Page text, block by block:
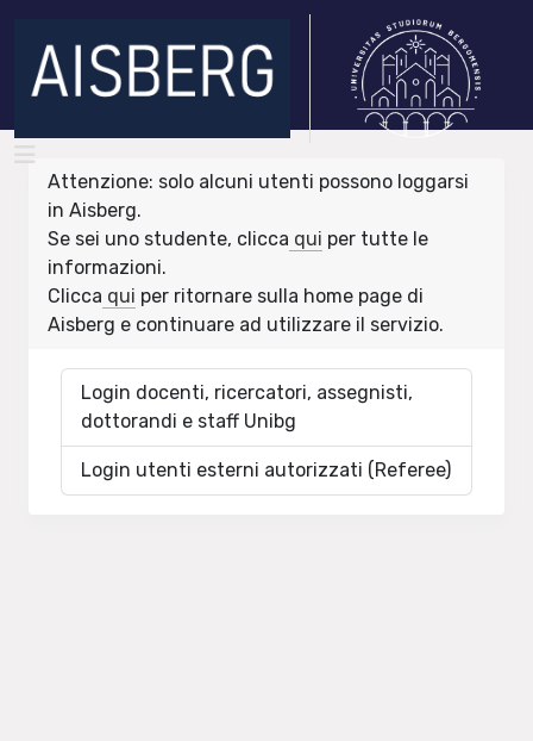
Attenzione: solo alcuni utenti possono loggarsi
in Aisberg.
Se sei uno studente, clicca qui per tutte le
informazioni.
Clicca qui per ritornare sulla home page di
Aisberg e continuare ad utilizzare il servizio.
Login docenti, ricercatori, assegnisti,
dottorandi e staff Unibg
Login utenti esterni autorizzati (Referee)